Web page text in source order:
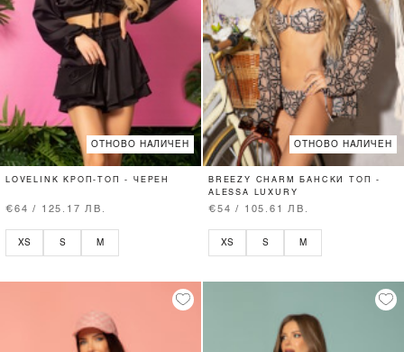
ОТНОВО НАЛИЧЕН
LOVELINK КРОП-ТОП - ЧЕРЕН
€64 / 125.17 ЛВ.
XS S M
ОТНОВО НАЛИЧЕН
BREEZY CHARM БАНСКИ ТОП -
ALESSA LUXURY
€54 / 105.61 ЛВ.
XS S M